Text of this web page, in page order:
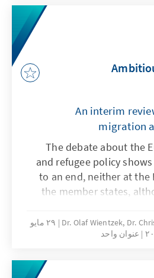
An interim
migration
The debate about the
and refugee policy
to an end, neither at the
the member states,
administrative
humanitarian
Dr. Olaf Wientzek, Dr.
٢٩ مايو
عنوان واحد